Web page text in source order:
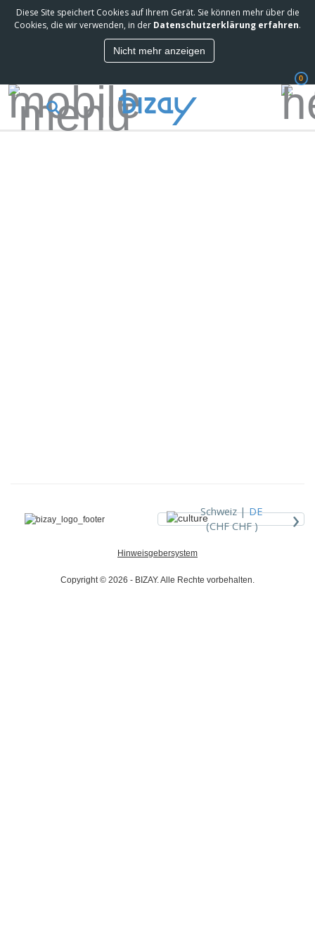
Diese Site speichert Cookies auf Ihrem Gerät. Sie können mehr über die
Cookies, die wir verwenden, in der Datenschutzerklärung erfahren.
Nicht mehr anzeigen
0
Schweiz |DE
(CHF CHF )
›
Hinweisgebersystem
Copyright © 2026 - BIZAY. Alle Rechte vorbehalten.